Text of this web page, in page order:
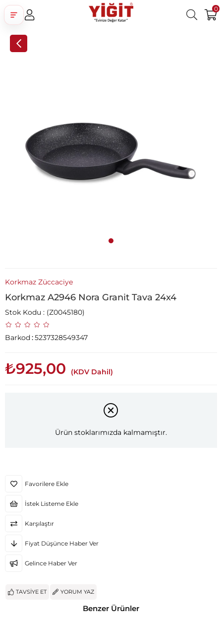
0
Korkmaz Züccaciye
Korkmaz A2946 Nora Granit Tava 24x4
Stok Kodu (Z0045180)
Barkod:5237328549347
₺925,00 (KDV Dahil)
Ürün stoklarımızda kalmamıştır.
Favorilere Ekle
İstek Listeme Ekle
Karşılaştır
Fiyat Düşünce Haber Ver
Gelince Haber Ver
TAVSIYE ET YORUM YAZ
Benzer Ürünler